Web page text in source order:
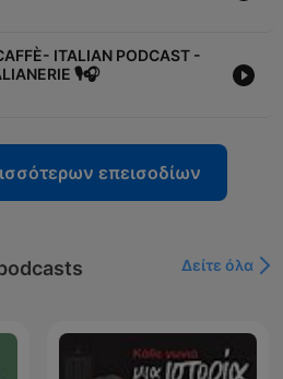
ITALIAN PODCAST -
🎙🎧
επεισοδίων
Δείτε όλα